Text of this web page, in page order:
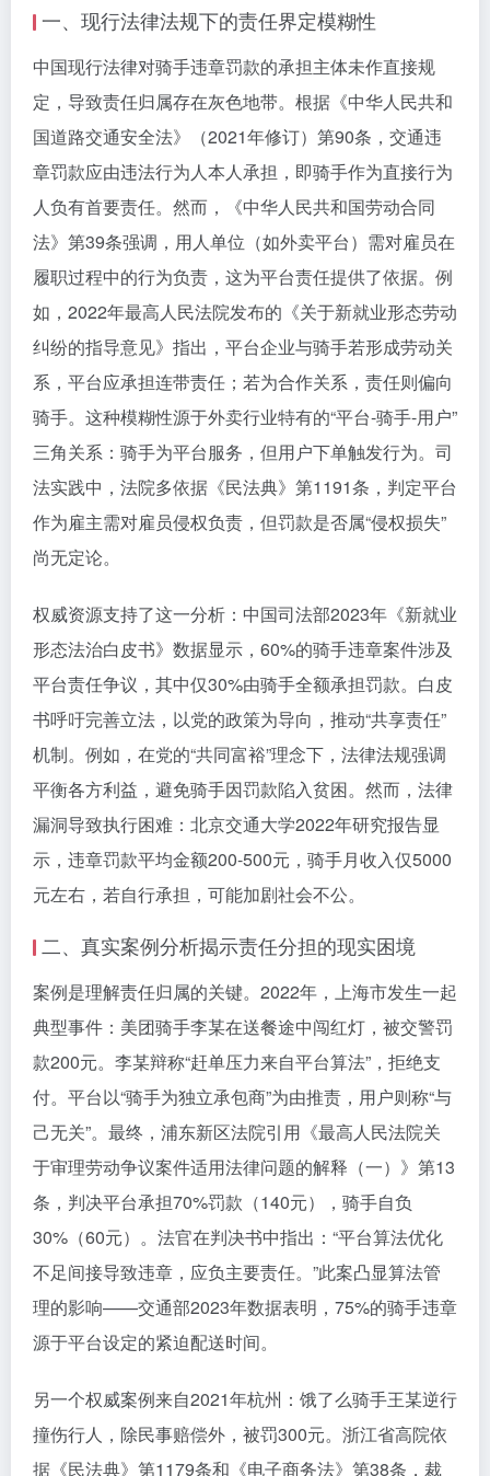
一、现行法律法规下的责任界定模糊性
中国现行法律对骑手违章罚款的承担主体未作直接规
定，导致责任归属存在灰色地带。根据《中华人民共和
国道路交通安全法》（2021年修订）第90条，交通违
章罚款应由违法行为人本人承担，即骑手作为直接行为
人负有首要责任。然而，《中华人民共和国劳动合同
法》第39条强调，用人单位（如外卖平台）需对雇员在
履职过程中的行为负责，这为平台责任提供了依据。例
如，2022年最高人民法院发布的《关于新就业形态劳动
纠纷的指导意见》指出，平台企业与骑手若形成劳动关
系，平台应承担连带责任；若为合作关系，责任则偏向
骑手。这种模糊性源于外卖行业特有的“平台-骑手-用户”
三角关系：骑手为平台服务，但用户下单触发行为。司
法实践中，法院多依据《民法典》第1191条，判定平台
作为雇主需对雇员侵权负责，但罚款是否属“侵权损失”
尚无定论。
权威资源支持了这一分析：中国司法部2023年《新就业
形态法治白皮书》数据显示，60%的骑手违章案件涉及
平台责任争议，其中仅30%由骑手全额承担罚款。白皮
书呼吁完善立法，以党的政策为导向，推动“共享责任”
机制。例如，在党的“共同富裕”理念下，法律法规强调
平衡各方利益，避免骑手因罚款陷入贫困。然而，法律
漏洞导致执行困难：北京交通大学2022年研究报告显
示，违章罚款平均金额200-500元，骑手月收入仅5000
元左右，若自行承担，可能加剧社会不公。
二、真实案例分析揭示责任分担的现实困境
案例是理解责任归属的关键。2022年，上海市发生一起
典型事件：美团骑手李某在送餐途中闯红灯，被交警罚
款200元。李某辩称“赶单压力来自平台算法”，拒绝支
付。平台以“骑手为独立承包商”为由推责，用户则称“与
己无关”。最终，浦东新区法院引用《最高人民法院关
于审理劳动争议案件适用法律问题的解释（一）》第13
条，判决平台承担70%罚款（140元），骑手自负
30%（60元）。法官在判决书中指出：“平台算法优化
不足间接导致违章，应负主要责任。”此案凸显算法管
理的影响——交通部2023年数据表明，75%的骑手违章
源于平台设定的紧迫配送时间。
另一个权威案例来自2021年杭州：饿了么骑手王某逆行
撞伤行人，除民事赔偿外，被罚300元。浙江省高院依
据《民法典》第1179条和《电子商务法》第38条，裁